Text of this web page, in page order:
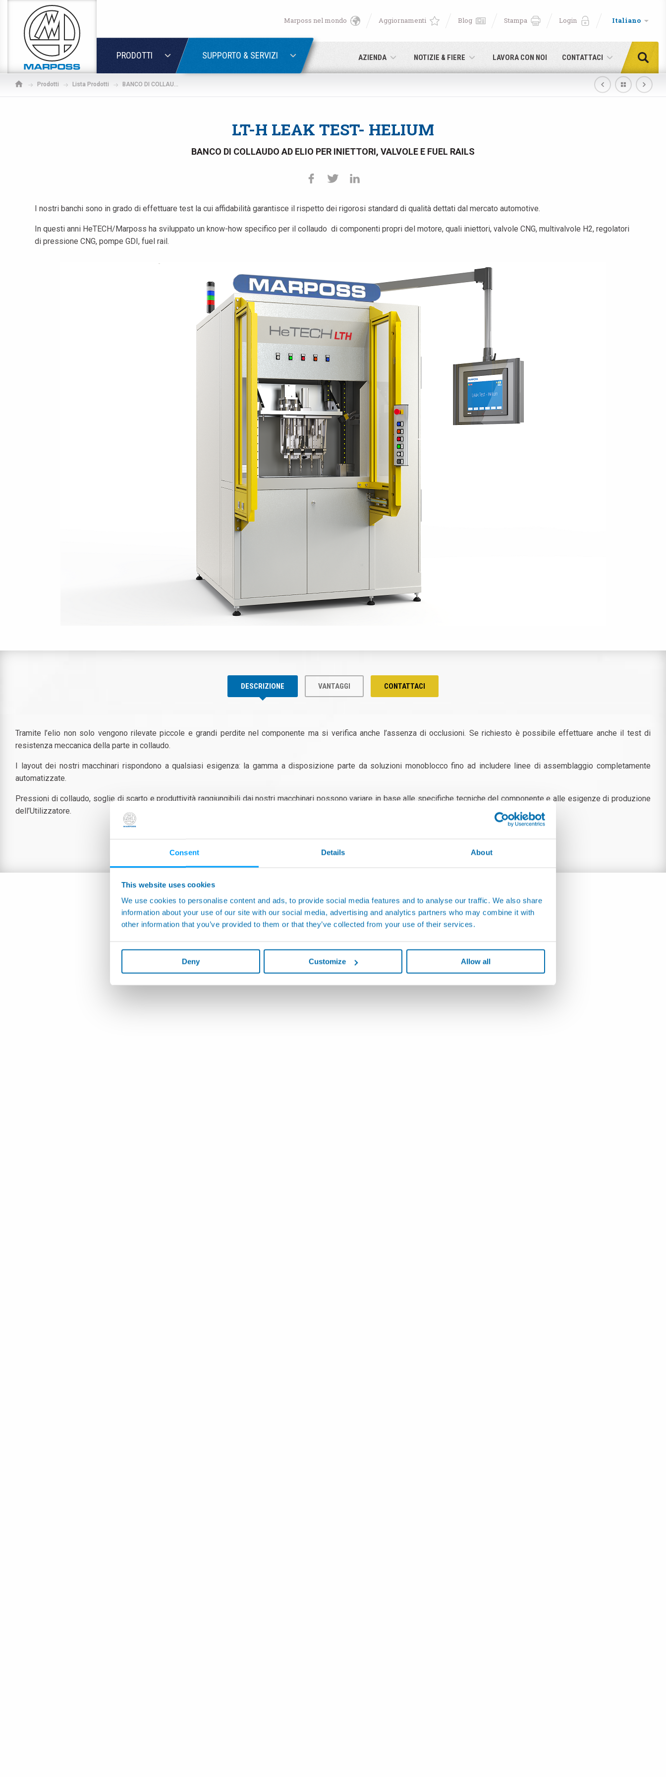
Consent Details About
This website uses cookies
We use cookies to personalise content and ads, to provide social media features and to analyse our traffic. We also share
information about your use of our site with our social media, advertising and analytics partners who may combine it with
other information that you’ve provided to them or that they’ve collected from your use of their services.
Deny Customize Allow all
PRODOTTI SUPPORTO & SERVIZI AZIENDA NOTIZIE & FIERE LAVORA CON NOI CONTATTACI
Marposs nel mondo Aggiornamenti Blog Stampa Login Italiano
Prodotti Lista Prodotti BANCO DI COLLAUDO AD ELIO PER INIETTORI, VALVOLE E FUEL RAILS
LT-H LEAK TEST- HELIUM
BANCO DI COLLAUDO AD ELIO PER INIETTORI, VALVOLE E FUEL RAILS
I nostri banchi sono in grado di effettuare test la cui affidabilità garantisce il rispetto dei rigorosi standard di qualità dettati dal mercato automotive.
In questi anni HeTECH/Marposs ha sviluppato un know-how specifico per il collaudo di componenti propri del motore, quali iniettori, valvole CNG, multivalvole H2, regolatori
di pressione CNG, pompe GDI, fuel rail.
DESCRIZIONE VANTAGGI CONTATTACI
Tramite l’elio non solo vengono rilevate piccole e grandi perdite nel componente ma si verifica anche l’assenza di occlusioni. Se richiesto è possibile effettuare anche il test di
resistenza meccanica della parte in collaudo.
I layout dei nostri macchinari rispondono a qualsiasi esigenza: la gamma a disposizione parte da soluzioni monoblocco fino ad includere linee di assemblaggio completamente
automatizzate.
Pressioni di collaudo, soglie di scarto e produttività raggiungibili dai nostri macchinari possono variare in base alle specifiche tecniche del componente e alle esigenze di produzione
dell’Utilizzatore.
English
Deutsch
Español
RECUPERA PASSWORD
Password
Se non sei ancora registrato, fallo ora: è gratis! Clicca qui!